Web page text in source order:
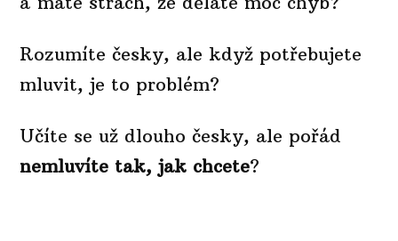
Rozumíte česky, ale když potřebujete
mluvit, je to problém?
Učíte se už dlouho česky, ale pořád
nemluvíte tak, jak chcete?